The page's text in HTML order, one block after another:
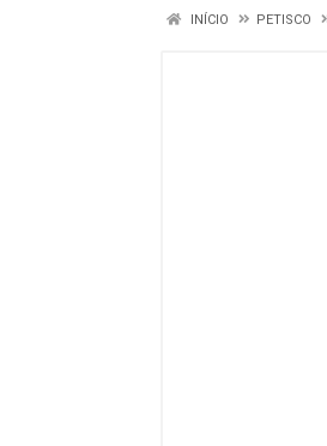
INÍCIO PETISCO